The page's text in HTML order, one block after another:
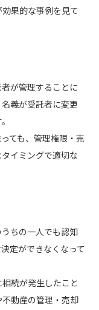
果的な事例を見て
が管理することに
義が受託者に変更
ても、管理権限・売
イミングで適切な
ちの一人でも認知
定ができなくなって
続が発生したこと
動産の管理・売却